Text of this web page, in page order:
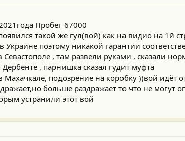
Пробег 67000
такой же гул(вой) как на видио на 1й
Украине поэтому никакой гарантии
, там развели руками , сказали
, парнишка сказал гудит муфта
Махачкале, подозрение на коробку ))вой идёт
больше раздражает то что не
устранили этот вой